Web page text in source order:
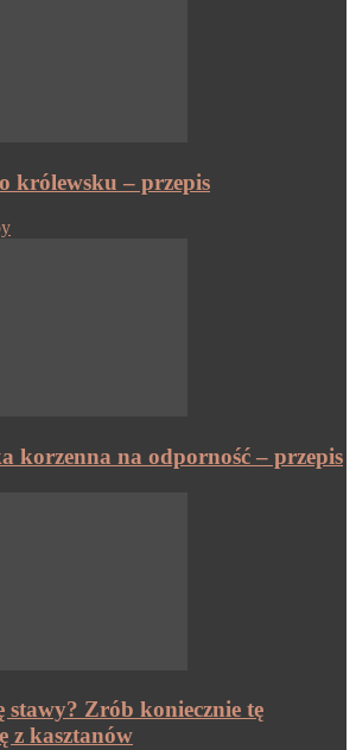
królewsku – przepis
korzenna na odporność – przepis
stawy? Zrób koniecznie tę
z kasztanów